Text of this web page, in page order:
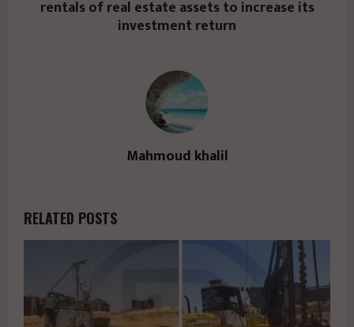
rentals of real estate assets to increase its
investment return
Mahmoud khalil
RELATED POSTS